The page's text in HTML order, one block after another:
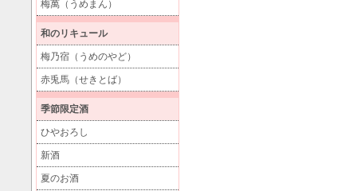
梅萬（うめまん）
和のリキュール
梅乃宿（うめのやど）
赤兎馬（せきとば）
季節限定酒
ひやおろし
新酒
夏のお酒